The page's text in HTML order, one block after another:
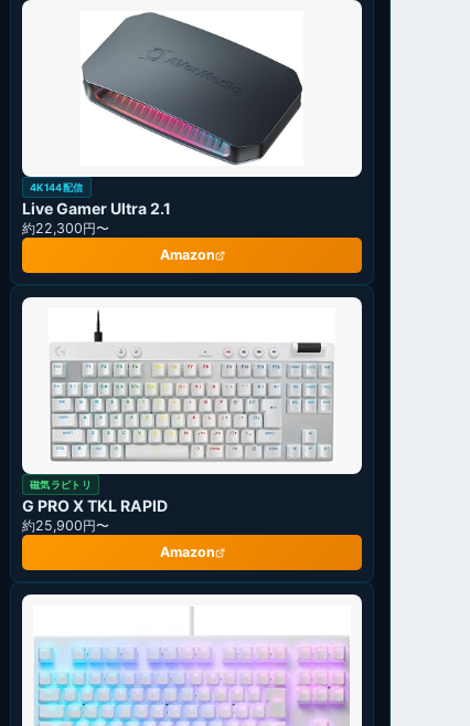
4K144配信
Live Gamer Ultra 2.1
約22,300円〜
Amazon
磁気ラピトリ
G PRO X TKL RAPID
約25,900円〜
Amazon